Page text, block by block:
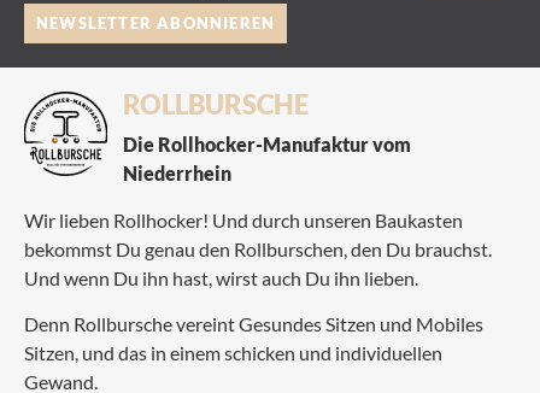
NEWSLETTER ABONNIEREN
ROLLBURSCHE
Die Rollhocker-Manufaktur vom
Niederrhein
Wir lieben Rollhocker! Und durch unseren Baukasten
bekommst Du genau den Rollburschen, den Du brauchst.
Und wenn Du ihn hast, wirst auch Du ihn lieben.
Denn Rollbursche vereint Gesundes Sitzen und Mobiles
Sitzen, und das in einem schicken und individuellen
Gewand.